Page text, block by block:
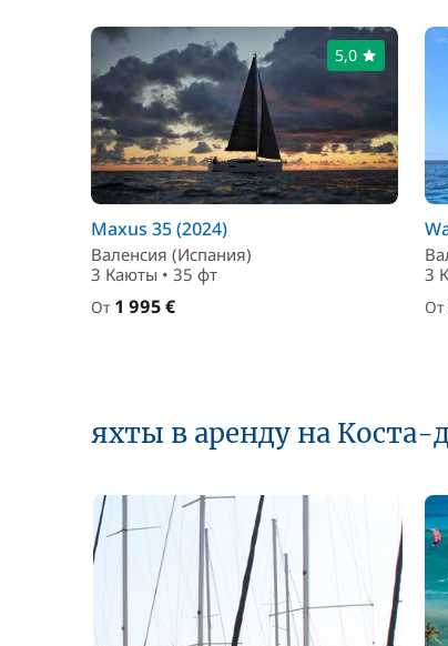
5,0
Maxus 35 (2024)
Валенсия (Испания)
3 Каюты • 35 фт
От 1 995 €
3
От
яхты в аренду на Коста-